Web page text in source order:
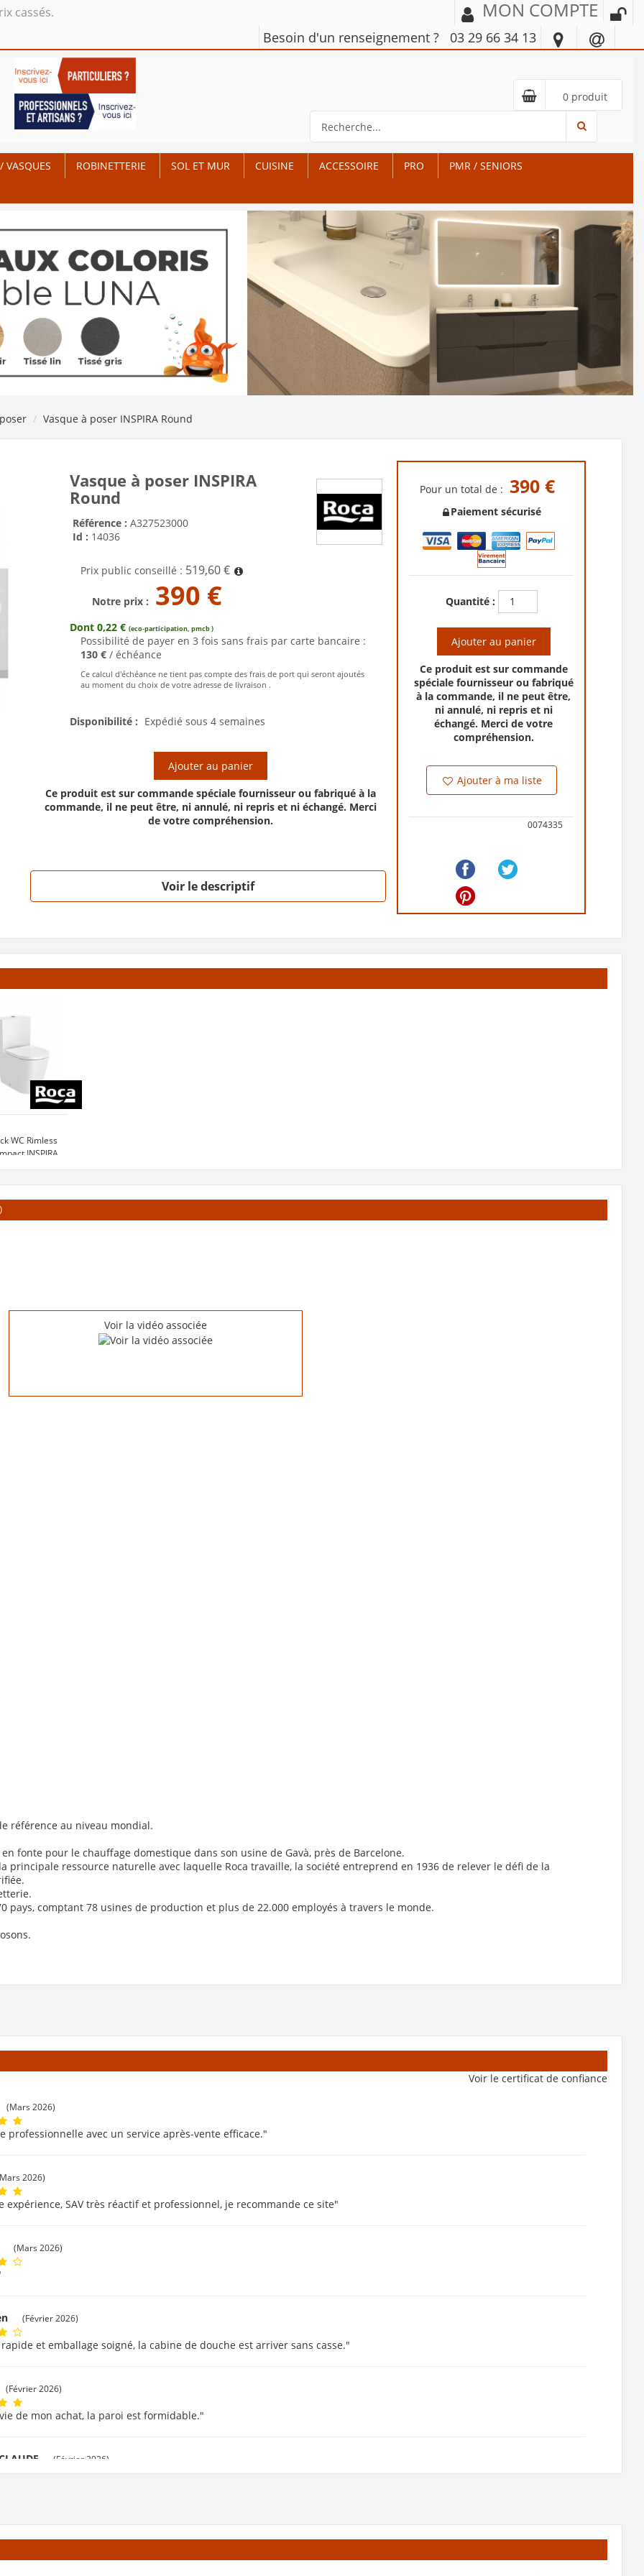
cassés. MON COMPTE
Besoin d'un renseignement ? 03 29 66 34 13
0 produit
VASQUES ROBINETTERIE SOL ET MUR CUISINE ACCESSOIRE PRO
PMR / SENIORS
Vasque à poser INSPIRA Round
Vasque à poser INSPIRA
Round
Référence : A327523000
Id : 14036
Prix public conseillé : 519,60 €
Notre prix : 390 €
Dont 0,22 € (eco-participation, pmcb )
Possibilité de payer en 3 fois sans frais par carte bancaire :
130 € / échéance
Ce calcul d'échéance ne tient pas compte des frais de port qui seront ajoutés
au moment du choix de votre adresse de livraison .
Disponibilité : Expédié sous 4 semaines
Ajouter au panier
Ce produit est sur commande spéciale fournisseur ou fabriqué à la
commande, il ne peut être, ni annulé, ni repris et ni échangé. Merci
de votre compréhension.
Voir le descriptif
Pour un total de : 390 €
Paiement sécurisé
Quantité :
Ajouter au panier
Ce produit est sur commande
spéciale fournisseur ou fabriqué
à la commande, il ne peut être,
ni annulé, ni repris et ni
échangé. Merci de votre
compréhension.
Ajouter à ma liste
0074335
WC Rimless
INSPIRA
900 €
Voir la vidéo associée
référence au niveau mondial.
fonte pour le chauffage domestique dans son usine de Gavà, près de Barcelone.
principale ressource naturelle avec laquelle Roca travaille, la société entreprend en 1936 de relever le défi de la
pays, comptant 78 usines de production et plus de 22.000 employés à travers le monde.
Voir le certificat de confiance
(Mars 2026)
professionnelle avec un service après-vente efficace."
2026)
expérience, SAV très réactif et professionnel, je recommande ce site"
(Mars 2026)
(Février 2026)
et emballage soigné, la cabine de douche est arriver sans casse."
(Février 2026)
de mon achat, la paroi est formidable."
(Février 2026)
facilement mes produits. Livraison rapide et bien emballé. Merci"